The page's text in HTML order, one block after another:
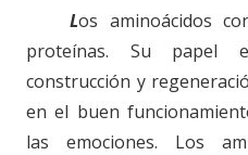
Los aminoácidos
proteínas. Su papel
construcción y
en el buen
las emociones. Los